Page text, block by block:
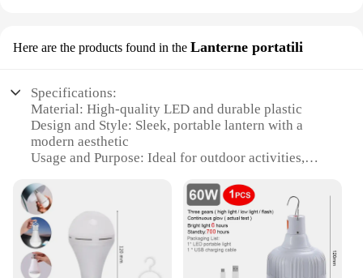
Here are the products found in the Lanterne portatili
Specifications:
Material: High-quality LED and durable plastic
Design and Style: Sleek, portable lantern with a
modern aesthetic
Usage and Purpose: Ideal for outdoor activities,
Performance and Property: Energy-efficient LED
lighting with a long-lasting charge
Shape or Size or Weight or Quantity: Compact and
lightweight, easy to carry in sets
Parts and Accessories: Comes with a USB charging
cable for convenient recharging